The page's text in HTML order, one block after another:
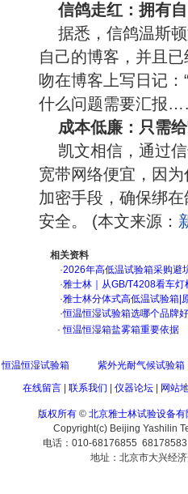
信鸽走红：拥有
据悉，信鸽温斯
自己的博客，并且
吻在博客上写日记
什么问题需要汇报
成本低廉：只需
凯文相信，通过
宽带网络便宜，因
加密手段，确保绑
安全。 (本文来源：
相关资料
·2026年高低温试验箱采购
·雅士林｜从GB/T4208看车
·雅士林分体式高低温试验箱|
·恒温恒湿试验箱选哪个品牌
· 恒温恒湿箱盐雾箱重要依据
恒温恒湿试验箱
紫外光耐气候试验箱
在线留言| 联系我们 仪器论坛| 网站
版权所有 © 北京雅士林试验设备有
Copyright(c) Beijing Yashilin
电话：010-68176855
地址：北京市大兴经